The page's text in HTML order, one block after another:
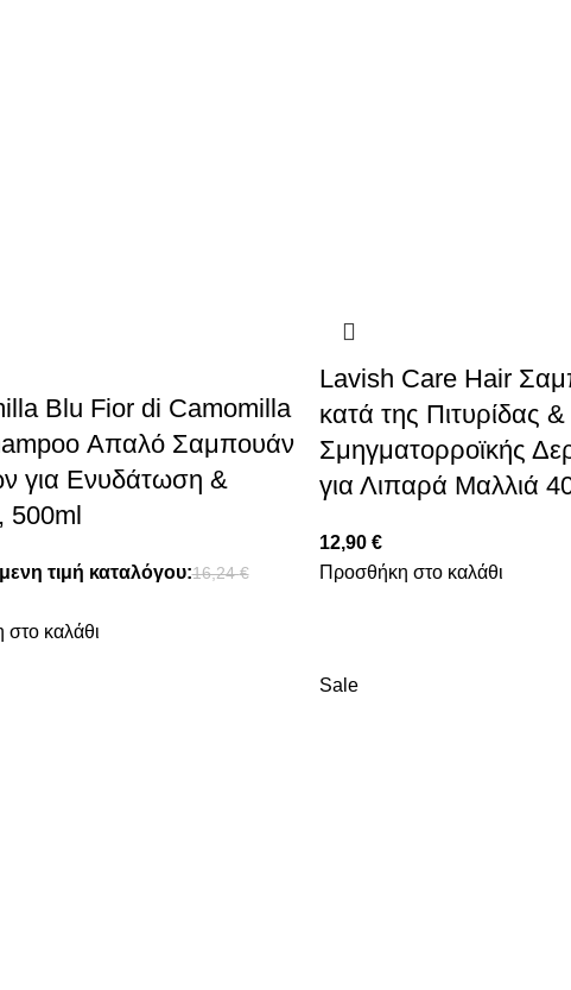
Blu Fior di Camomilla
Απαλό Σαμπουάν
για Eνυδάτωση &
τιμή καταλόγου:16,24€
καλάθι
Lavish Care Hair
κατά της Πιτυρίδας &
Σμηγματορροϊκής
για Λιπαρά Μαλλιά
12,90 €
Προσθήκη στο καλάθι
Sale